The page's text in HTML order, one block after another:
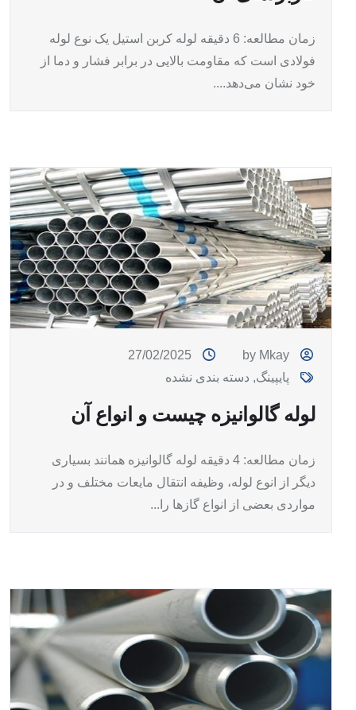
زمان مطالعه: 6 دقیقه لوله کربن استیل یک نوع لوله
فولادی است که مقاومت بالایی در برابر فشار و دما از
خود نشان می‌دهد....
by Mkay
27/02/2025
پایپینگ, دسته بندی نشده
لوله گالوانیزه چیست و انواع آن
زمان مطالعه: 4 دقیقه لوله گالوانیزه همانند بسیاری
دیگر از انوع لوله، وظیفه انتقال مایعات مختلف و در
مواردی بعضی از انواع گازها را...